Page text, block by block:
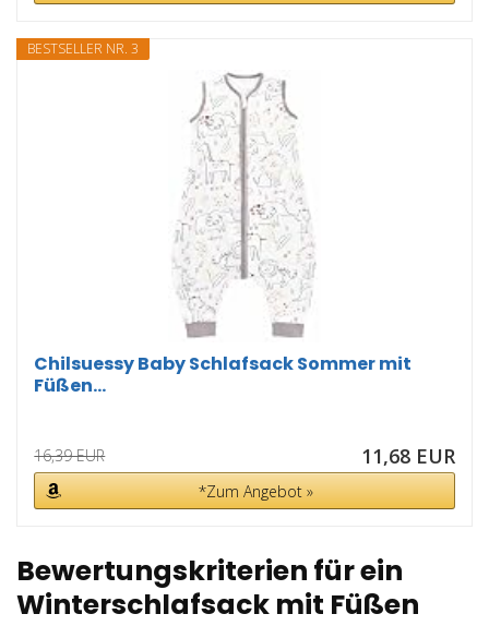
BESTSELLER NR. 3
Chilsuessy Baby Schlafsack Sommer mit
Füßen...
16,39 EUR 11,68 EUR
*Zum Angebot »
Bewertungskriterien für ein
Winterschlafsack mit Füßen